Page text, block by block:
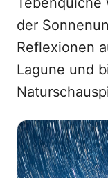
der
Reflexionen
Lagune und